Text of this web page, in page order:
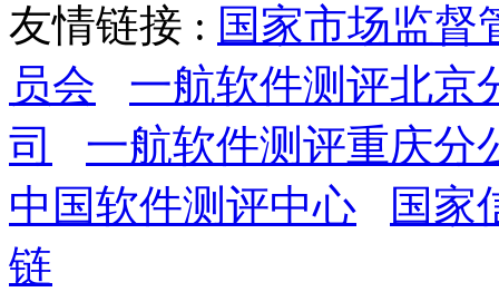
友情链接 : 国家市场监督
员会
一航软件测评北京
司
一航软件测评重庆分
中国软件测评中心
国家
链